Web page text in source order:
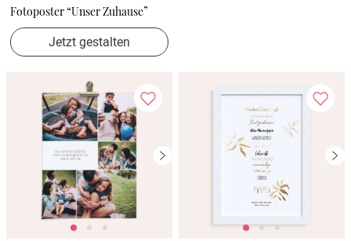
Fotoposter “Unser Zuhause”
Jetzt gestalten